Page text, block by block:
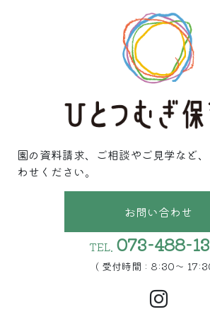
園の資料請求、ご相談やご見学など
わせください。
お問い合わせ
TEL. 073-488-
( 受付時間 : 8:30〜